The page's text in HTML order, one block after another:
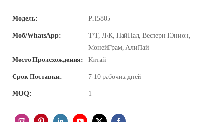
Модель: PH5805
Моб/WhatsApp:
Т/Т, Л/К, ПайПал, Вестерн Юнион,
МонейГрам, АлиПай
Место Происхождения:
Китай
Срок Поставки: 7-10 рабочих дней
MOQ: 1